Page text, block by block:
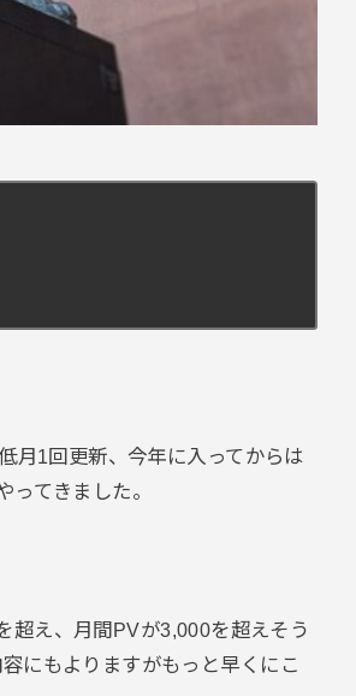
月1回更新、今年に入ってからは
てきました。
超え、月間PVが3,000を超えそう
にもよりますがもっと早くにこ